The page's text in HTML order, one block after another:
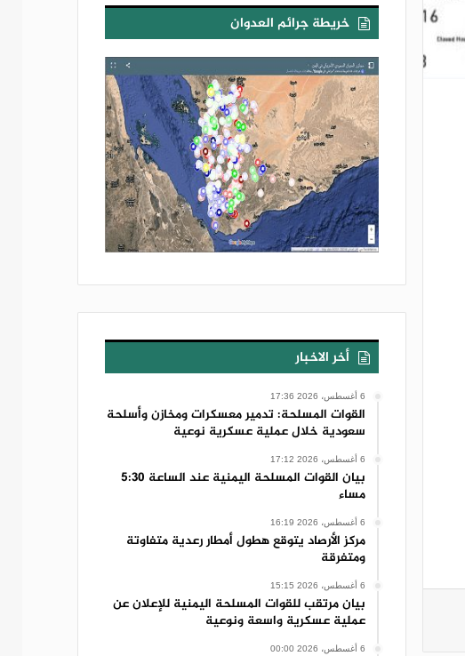
خريطة جرائم العدوان
أخر الاخبار
6 أغسطس، 2026 17:36
القوات المسلحة: تدمير معسكرات ومخازن وأسلحة
سعودية خلال عملية عسكرية نوعية
6 أغسطس، 2026 17:12
بيان القوات المسلحة اليمنية عند الساعة 5:30
مساء
6 أغسطس، 2026 16:19
مركز الأرصاد يتوقع هطول أمطار رعدية متفاوتة
ومتفرقة
6 أغسطس، 2026 15:15
بيان مرتقب للقوات المسلحة اليمنية للإعلان عن
عملية عسكرية واسعة ونوعية
6 أغسطس، 2026 00:00